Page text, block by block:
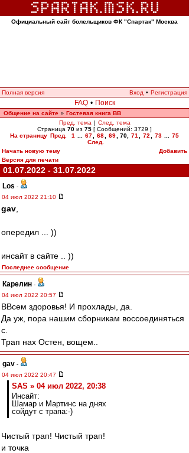
Официальный сайт болельщиков ФК "Спартак" Москва
Полная версия Вход • Регистрация
FAQ • Поиск
Общение на сайте » Гостевая книга ВВ
Пред. тема | След. тема
Страница 70 из 75 [ Сообщений: 3729 ]
На страницу Пред. 1 67 68 69 70 71 72 73
75
След.
Начать новую тему
Добавить
Версия для печати
01.07.2022 - 31.07.2022
Los -
04 июл 2022 21:10
gav
опередил ... ))
инсайт в сайте .. ))
Последнее сообщение
Карелин -
04 июл 2022 20:57
ВВсем здоровья! И прохлады, да.
Да уж, пора нашим сборникам воссоединяться
с.
Трап нах Остен, вощем..
gav -
04 июл 2022 20:47
SAS » 04 июл 2022, 20:38
Инсайт:
Шамар и Мартинс на днях
сойдут с трапа:-)
Чистый трап! Чистый трап!
и точка